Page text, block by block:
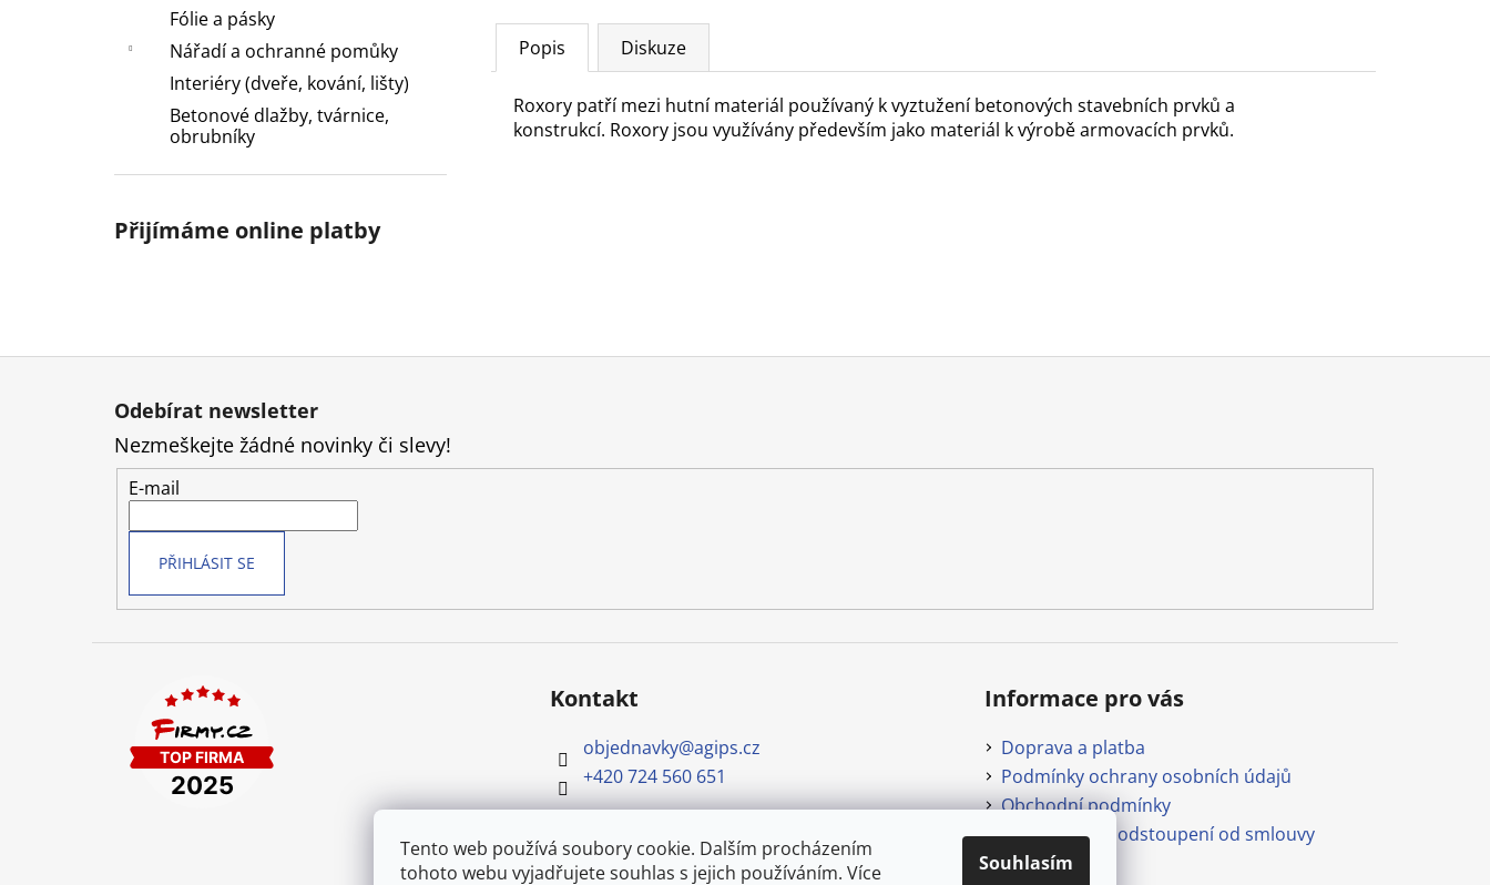
Tento web používá soubory cookie. Dalším procházením
tohoto webu vyjadřujete souhlas s jejich používáním. Více
Souhlasím
Fólie a pásky
Nářadí a ochranné pomůky
Interiéry (dveře, kování, lišty)
Betonové dlažby, tvárnice,
obrubníky
Přijímáme online platby
Popis Diskuze
Roxory patří mezi hutní materiál používaný k vyztužení betonových stavebních prvků a
konstrukcí. Roxory jsou využívány především jako materiál k výrobě armovacích prvků.
Z
Odebírat newsletter
Nezmeškejte žádné novinky či slevy!
E-mail
PŘIHLÁSIT SE
Kontakt
objednavky@agips.cz
+420 724 560 651
Informace pro vás
Doprava a platba
Podmínky ochrany osobních údajů
Obchodní podmínky
Formulář pro odstoupení od smlouvy
Odkazy